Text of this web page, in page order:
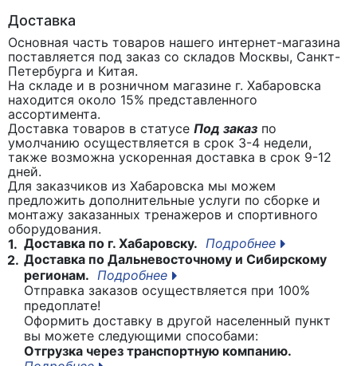
Доставка
Основная часть товаров нашего интернет-магазина
поставляется под заказ со складов Москвы, Санкт-
Петербурга и Китая.
На складе и в розничном магазине г. Хабаровска
находится около 15% представленного
ассортимента.
Доставка товаров в статусе Под заказ по
умолчанию осуществляется в срок 3-4 недели,
также возможна ускоренная доставка в срок 9-12
дней.
Для заказчиков из Хабаровска мы можем
предложить дополнительные услуги по сборке и
монтажу заказанных тренажеров и спортивного
оборудования.
1. Доставка по г. Хабаровску. Подробнее
2. Доставка по Дальневосточному и Сибирскому
регионам. Подробнее
Отправка заказов осуществляется при 100%
предоплате!
Оформить доставку в другой населенный пункт
вы можете следующими способами:
Отгрузка через транспортную компанию.